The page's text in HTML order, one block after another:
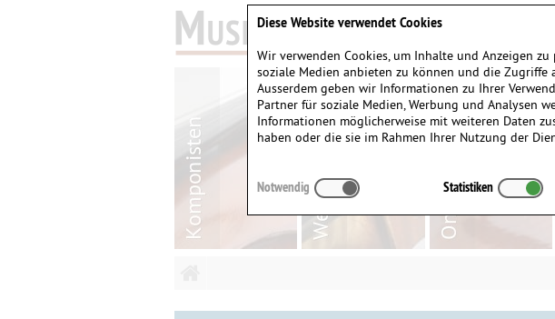
Diese Website verwendet Cookies
Wir verwenden Cookies, um Inhalte und Anzeigen
soziale Medien anbieten zu können und die Zugriffe
Ausserdem geben wir Informationen zu Ihrer
Partner für soziale Medien, Werbung und Analysen
Informationen möglicherweise mit weiteren Daten
haben oder die sie im Rahmen Ihrer Nutzung der
Notwendig Statistiken